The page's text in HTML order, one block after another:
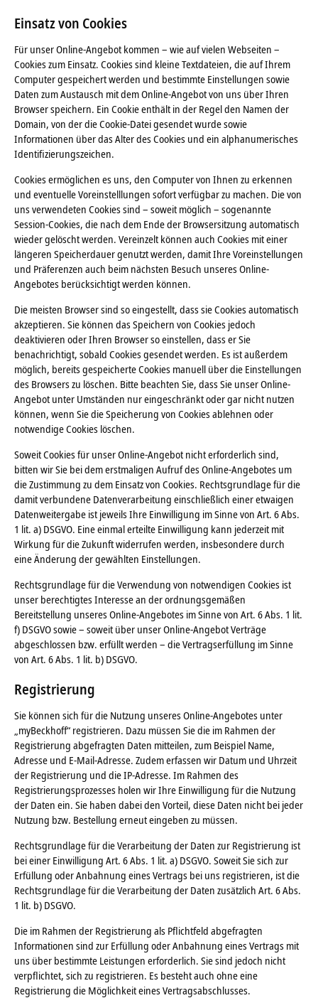
Einsatz von Cookies
Für unser Online-Angebot kommen – wie auf vielen Webseiten –
Cookies zum Einsatz. Cookies sind kleine Textdateien, die auf Ihrem
Computer gespeichert werden und bestimmte Einstellungen sowie
Daten zum Austausch mit dem Online-Angebot von uns über Ihren
Browser speichern. Ein Cookie enthält in der Regel den Namen der
Domain, von der die Cookie-Datei gesendet wurde sowie
Informationen über das Alter des Cookies und ein alphanumerisches
Identifizierungszeichen.
Cookies ermöglichen es uns, den Computer von Ihnen zu erkennen
und eventuelle Voreinstelllungen sofort verfügbar zu machen. Die von
uns verwendeten Cookies sind – soweit möglich – sogenannte
Session-Cookies, die nach dem Ende der Browsersitzung automatisch
wieder gelöscht werden. Vereinzelt können auch Cookies mit einer
längeren Speicherdauer genutzt werden, damit Ihre Voreinstellungen
und Präferenzen auch beim nächsten Besuch unseres Online-
Angebotes berücksichtigt werden können.
Die meisten Browser sind so eingestellt, dass sie Cookies automatisch
akzeptieren. Sie können das Speichern von Cookies jedoch
deaktivieren oder Ihren Browser so einstellen, dass er Sie
benachrichtigt, sobald Cookies gesendet werden. Es ist außerdem
möglich, bereits gespeicherte Cookies manuell über die Einstellungen
des Browsers zu löschen. Bitte beachten Sie, dass Sie unser Online-
Angebot unter Umständen nur eingeschränkt oder gar nicht nutzen
können, wenn Sie die Speicherung von Cookies ablehnen oder
notwendige Cookies löschen.
Soweit Cookies für unser Online-Angebot nicht erforderlich sind,
bitten wir Sie bei dem erstmaligen Aufruf des Online-Angebotes um
die Zustimmung zu dem Einsatz von Cookies. Rechtsgrundlage für die
damit verbundene Datenverarbeitung einschließlich einer etwaigen
Datenweitergabe ist jeweils Ihre Einwilligung im Sinne von Art. 6 Abs.
1 lit. a) DSGVO. Eine einmal erteilte Einwilligung kann jederzeit mit
Wirkung für die Zukunft widerrufen werden, insbesondere durch
eine Änderung der gewählten Einstellungen.
Rechtsgrundlage für die Verwendung von notwendigen Cookies ist
unser berechtigtes Interesse an der ordnungsgemäßen
Bereitstellung unseres Online-Angebotes im Sinne von Art. 6 Abs. 1 lit.
f) DSGVO sowie – soweit über unser Online-Angebot Verträge
abgeschlossen bzw. erfüllt werden – die Vertragserfüllung im Sinne
von Art. 6 Abs. 1 lit. b) DSGVO.
Registrierung
Sie können sich für die Nutzung unseres Online-Angebotes unter
„myBeckhoff“ registrieren. Dazu müssen Sie die im Rahmen der
Registrierung abgefragten Daten mitteilen, zum Beispiel Name,
Adresse und E-Mail-Adresse. Zudem erfassen wir Datum und Uhrzeit
der Registrierung und die IP-Adresse. Im Rahmen des
Registrierungsprozesses holen wir Ihre Einwilligung für die Nutzung
der Daten ein. Sie haben dabei den Vorteil, diese Daten nicht bei jeder
Nutzung bzw. Bestellung erneut eingeben zu müssen.
Rechtsgrundlage für die Verarbeitung der Daten zur Registrierung ist
bei einer Einwilligung Art. 6 Abs. 1 lit. a) DSGVO. Soweit Sie sich zur
Erfüllung oder Anbahnung eines Vertrags bei uns registrieren, ist die
Rechtsgrundlage für die Verarbeitung der Daten zusätzlich Art. 6 Abs.
1 lit. b) DSGVO.
Die im Rahmen der Registrierung als Pflichtfeld abgefragten
Informationen sind zur Erfüllung oder Anbahnung eines Vertrags mit
uns über bestimmte Leistungen erforderlich. Sie sind jedoch nicht
verpflichtet, sich zu registrieren. Es besteht auch ohne eine
Registrierung die Möglichkeit eines Vertragsabschlusses.